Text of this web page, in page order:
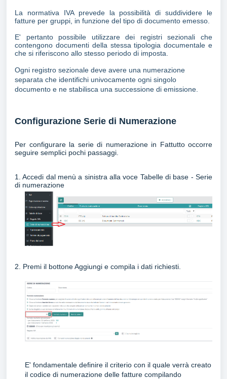
La normativa IVA prevede la possibilità di suddividere le
fatture per gruppi, in funzione del tipo di documento emesso.
E' pertanto possibile utilizzare dei registri sezionali che
contengono documenti della stessa tipologia documentale e
che si riferiscono allo stesso periodo di imposta.
Ogni registro sezionale deve avere una numerazione
separata che identifichi univocamente ogni singolo
documento e ne stabilisca una successione di emissione.
Configurazione Serie di Numerazione
Per configurare la serie di numerazione in Fattutto occorre
seguire semplici pochi passaggi.
1. Accedi dal menù a sinistra alla voce Tabelle di base - Serie
di numerazione
2. Premi il bottone Aggiungi e compila i dati richiesti.
E' fondamentale definire il criterio con il quale verrà creato
il codice di numerazione delle fatture compilando